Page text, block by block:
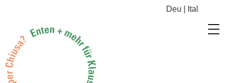
Deu Ital